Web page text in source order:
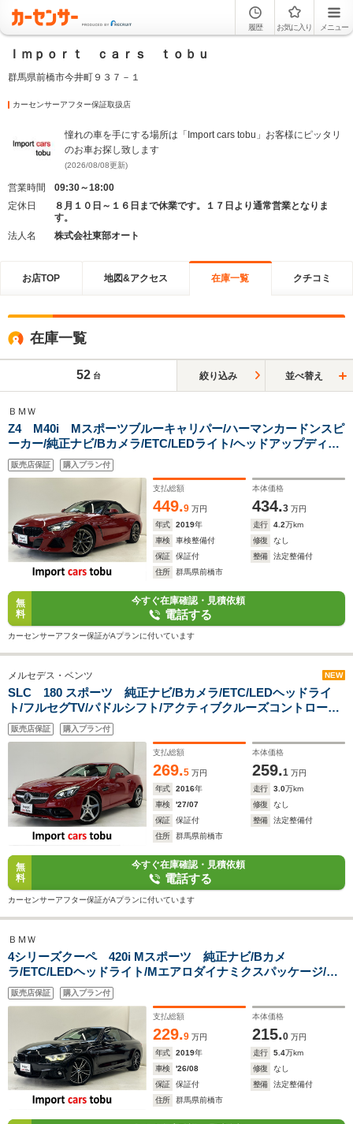
履歴 お気に入り メニュー
Ｉｍｐｏｒｔ ｃａｒｓ ｔｏｂｕ
群馬県前橋市今井町９３７－１
カーセンサーアフター保証取扱店
憧れの車を手にする場所は「Import cars tobu」お客様にピッタリ
のお車お探し致します
(2026/08/08更新)
営業時間
09:30～18:00
定休日
８月１０日～１６日まで休業です。１７日より通常営業となりま
す。
法人名
株式会社東部オート
お店TOP 地図&アクセス 在庫一覧 クチコミ
在庫一覧
52 台 絞り込み 並べ替え
ＢＭＷ
Z4 M40i Mスポーツブルーキャリパー/ハーマンカードンスピ
ーカー/純正ナビ/Bカメラ/ETC/LEDライト/ヘッドアップディス
プレイ/アクティブクルーズコントロール/ブラインドスポットモ
ニター/シートヒーター/パドルシフト/
販売店保証 購入プラン付
支払総額
449.9 万円
本体価格
434.3 万円
年式
2019年 走行 4.2万km
車検
車検整備付 修復
なし
保証
保証付 整備
法定整備付
住所
群馬県前橋市
無
料
今すぐ在庫確認・見積依頼
電話する
カーセンサーアフター保証がAプランに付いています
メルセデス・ベンツ NEW
SLC 180 スポーツ 純正ナビ/Bカメラ/ETC/LEDヘッドライ
ト/フルセグTV/パドルシフト/アクティブクルーズコントロール/
ブラインドスポットモニター/メモリー機能付きパワーシート/シ
ートヒーター/黒革シート/スマートキー/キーレス
販売店保証 購入プラン付
支払総額
269.5 万円
本体価格
259.1 万円
年式
2016年 走行 3.0万km
車検
'27/07 修復
なし
保証
保証付 整備
法定整備付
住所
群馬県前橋市
無
料
今すぐ在庫確認・見積依頼
電話する
カーセンサーアフター保証がAプランに付いています
ＢＭＷ
4シリーズクーペ 420i Mスポーツ 純正ナビ/Bカメ
ラ/ETC/LEDヘッドライト/Mエアロダイナミクスパッケージ/パ
ドルシフト/シートヒーター/アクティブクルーズコントロール/
ブラインドスポットモニター/レーンキープ/デジタルメーター/
販売店保証 購入プラン付
支払総額
229.9 万円
本体価格
215.0 万円
年式
2019年 走行 5.4万km
車検
'26/08 修復
なし
保証
保証付 整備
法定整備付
住所
群馬県前橋市